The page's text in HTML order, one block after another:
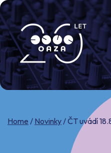
Skip
to
content
Home / Novinky/ČT uvádí